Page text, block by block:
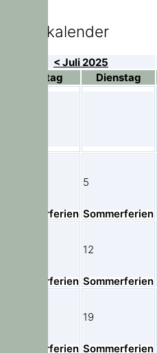
Elternkalender
< Juli 2025
Montag
Dienstag
Sommerferien
5
Sommerferien
Sommerferien
12
Sommerferien
Sommerferien
19
Sommerferien